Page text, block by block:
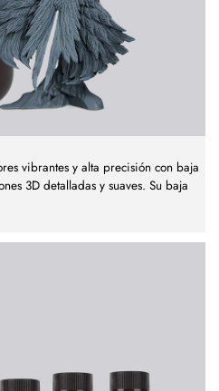
vibrantes y alta precisión con baja
3D detalladas y suaves. Su baja